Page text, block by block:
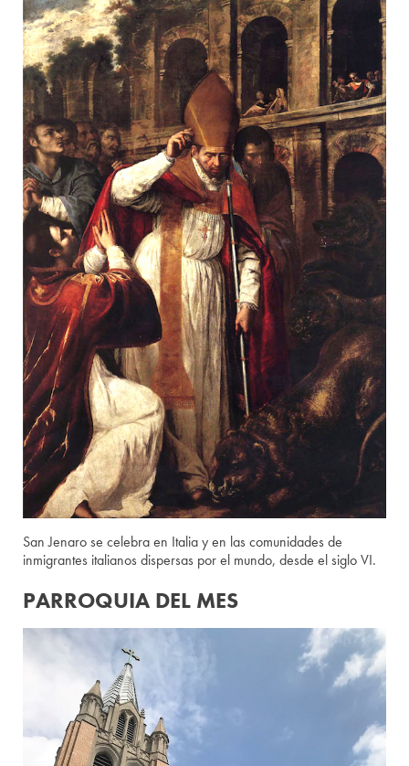
San Jenaro se celebra en Italia y en las comunidades de
inmigrantes italianos dispersas por el mundo, desde el siglo VI.
PARROQUIA DEL MES